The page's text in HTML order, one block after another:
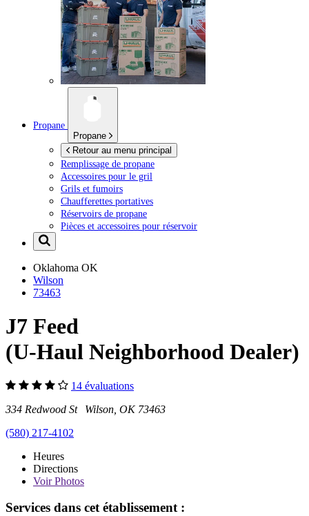
Propane
Propane
Retour au menu principal
Remplissage de propane
Accessoires pour le gril
Grils et fumoirs
Chaufferettes portatives
Réservoirs de propane
Pièces et accessoires pour réservoir
Oklahoma OK
Wilson
73463
J7 Feed
(U-Haul Neighborhood Dealer)
14 évaluations
334 Redwood St Wilson, OK 73463
(580) 217-4102
Heures
Directions
VoirPhotos
Services dans cet établissement :